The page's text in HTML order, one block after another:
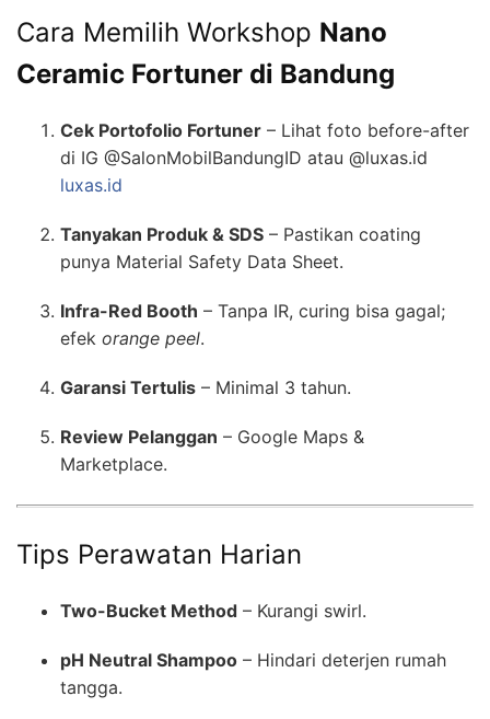
Cara Memilih Workshop Nano
Ceramic Fortuner di Bandung
Cek Portofolio Fortuner – Lihat foto before-after
di IG @SalonMobilBandungID atau @luxas.id
luxas.id
Tanyakan Produk & SDS – Pastikan coating
punya Material Safety Data Sheet.
Infra-Red Booth – Tanpa IR, curing bisa gagal;
efek orange peel.
Garansi Tertulis – Minimal 3 tahun.
Review Pelanggan – Google Maps &
Marketplace.
Tips Perawatan Harian
Two-Bucket Method – Kurangi swirl.
pH Neutral Shampoo – Hindari deterjen rumah
tangga.